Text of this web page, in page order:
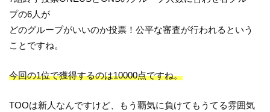
プの6人が
どのグループがいいのか投票！公平な審査が行われるという
ことですね。
今回の1位で獲得するのは10000点ですね。
TOOは新人なんですけど、もう覇気に負けてもうてる雰囲気